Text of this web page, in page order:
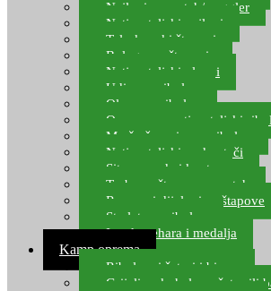
Najloni za match/waggler
Natjecateljski najloni
Teleskopski štapovi
Bolognese štapovi
Natjecateljski plovci
Udice za ribolov
Olovo za ribolov
Oprema za natjecateljski
Mreže čuvarice za ribolov
Natjecateljski podmetači
Sito, posude i kante
Torbe za štapove – match
Rezervni dijelovi za štapove
Starlete za ribolov
Izrada pehara i medalja
Kamp oprema
Ribolovni šatori i bivvy
Grijalice, kuhala za šator ili